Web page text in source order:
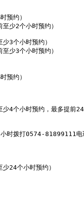
预约）
少2个小时预约）
3个小时预约）
少3个小时预约）
预约）
4个小时预约，最多提前
小时拨打0574-81899111电
24个小时预约）